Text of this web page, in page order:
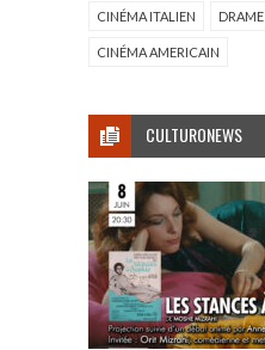
CINÉMA ITALIEN DRAME
CINÉMA AMERICAIN
CULTURONEWS